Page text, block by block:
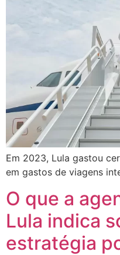
Em 2023, Lula gastou
em gastos de viagens
O que a
Lula indica
estratégia